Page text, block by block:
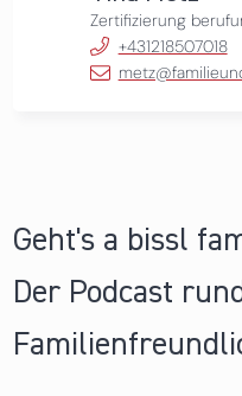
Zertifizierung
+431218507018
Geht's a bissl
Der Podcast